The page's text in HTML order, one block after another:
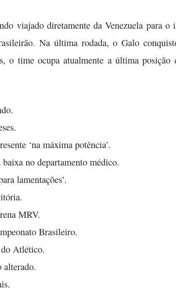
viajado diretamente da Venezuela para o
Na última rodada, o Galo
o time ocupa atualmente a última posição
‘na máxima potência’.
no departamento médico.
lamentações’.
MRV.
Brasileiro.
do Atlético.
alterado.